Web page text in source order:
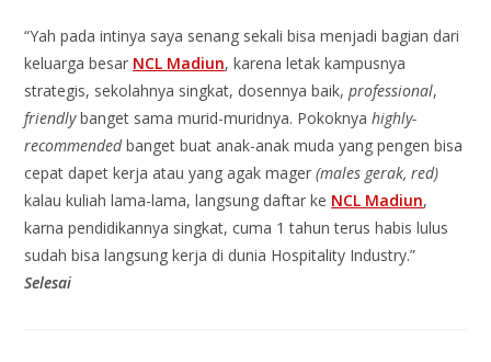
“Yah pada intinya saya senang sekali bisa menjadi bagian dari
keluarga besar NCL Madiun, karena letak kampusnya
strategis, sekolahnya singkat, dosennya baik,professional,
friendlybanget sama murid-muridnya. Pokoknyahighly-
recommendedbanget buat anak-anak muda yang pengen bisa
cepat dapet kerja atau yang agak mager(males gerak, red)
kalau kuliah lama-lama, langsung daftar ke NCL Madiun,
karna pendidikannya singkat, cuma 1 tahun terus habis lulus
sudah bisa langsung kerja di dunia Hospitality Industry.”
Selesai